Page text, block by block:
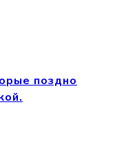
поздно